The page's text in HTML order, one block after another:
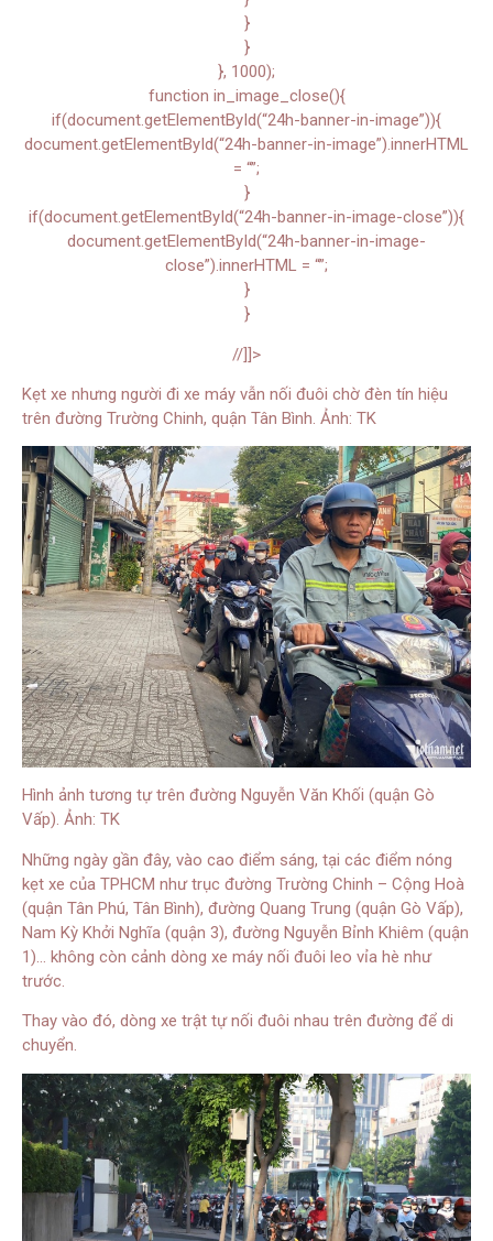
}
}
}, 1000);
function in_image_close(){
if(document.getElementById(“24h-banner-in-image”)){
document.getElementById(“24h-banner-in-image”).innerHTML
= “”;
}
if(document.getElementById(“24h-banner-in-image-close”)){
document.getElementById(“24h-banner-in-image-
close”).innerHTML = “”;
}
}
//]]>
Kẹt xe nhưng người đi xe máy vẫn nối đuôi chờ đèn tín hiệu
trên đường Trường Chinh, quận Tân Bình. Ảnh: TK
Hình ảnh tương tự trên đường Nguyễn Văn Khối (quận Gò
Vấp). Ảnh: TK
Những ngày gần đây, vào cao điểm sáng, tại các điểm nóng
kẹt xe của TPHCM như trục đường Trường Chinh – Cộng Hoà
(quận Tân Phú, Tân Bình), đường Quang Trung (quận Gò Vấp),
Nam Kỳ Khởi Nghĩa (quận 3), đường Nguyễn Bỉnh Khiêm (quận
1)… không còn cảnh dòng xe máy nối đuôi leo vỉa hè như
trước.
Thay vào đó, dòng xe trật tự nối đuôi nhau trên đường để di
chuyển.